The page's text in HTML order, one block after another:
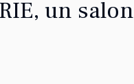
un salon